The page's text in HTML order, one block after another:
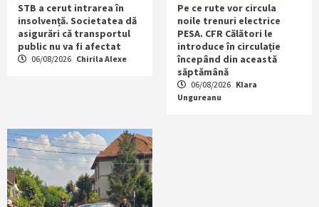
STB a cerut intrarea în
insolvență. Societatea dă
asigurări că transportul
public nu va fi afectat
06/08/2026 Chirila Alexe
Pe ce rute vor circula
noile trenuri electrice
PESA. CFR Călători le
introduce în circulație
începând din această
săptămână
06/08/2026 Klara
Ungureanu